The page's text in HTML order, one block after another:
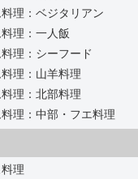
理：ベジタリアン
理：一人飯
理：シーフード
理：山羊料理
理：北部料理
理：中部・フエ料理
理